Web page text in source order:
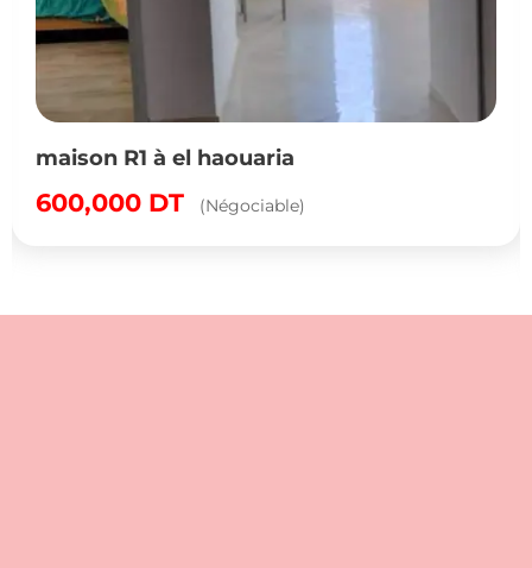
maison R1 à el haouaria
600,000 DT (Négociable)